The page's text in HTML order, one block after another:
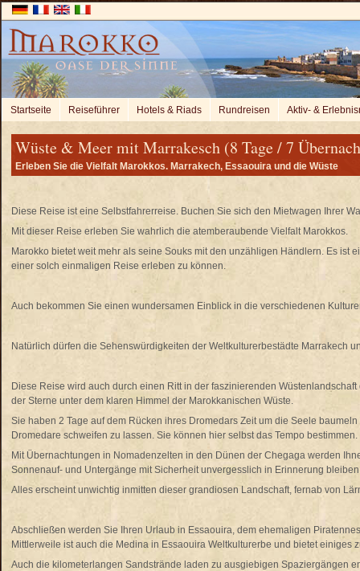
Startseite Reiseführer Hotels & Riads Rundreisen Aktiv- &
Wüste & Meer mit Marrakesch (8 Tage / 7
Erleben Sie die Vielfalt Marokkos. Marrakech, Essaouira und die Wüste
Diese Reise ist eine Selbstfahrerreise. Buchen Sie sich den Mietwagen Ihrer
Mit dieser Reise erleben Sie wahrlich die atemberaubende Vielfalt Marokkos.
Marokko bietet weit mehr als seine Souks mit den unzähligen Händlern. Es ist
einer solch einmaligen Reise erleben zu können.
Auch bekommen Sie einen wundersamen Einblick in die verschiedenen
Natürlich dürfen die Sehenswürdigkeiten der Weltkulturerbestädte Marrakech
Diese Reise wird auch durch einen Ritt in der faszinierenden
der Sterne unter dem klaren Himmel der Marokkanischen Wüste.
Sie haben 2 Tage auf dem Rücken ihres Dromedars Zeit um die Seele
Dromedare schweifen zu lassen. Sie können hier selbst das Tempo bestimmen.
Mit Übernachtungen in Nomadenzelten in den Dünen der Chegaga werden
Sonnenauf- und Untergänge mit Sicherheit unvergesslich in Erinnerung
Alles erscheint unwichtig inmitten dieser grandiosen Landschaft, fernab von
Abschließen werden Sie Ihren Urlaub in Essaouira, dem ehemaligen
Mittlerweile ist auch die Medina in Essaouira Weltkulturerbe und bietet einiges
Auch die kilometerlangen Sandstrände laden zu ausgiebigen Spaziergängen